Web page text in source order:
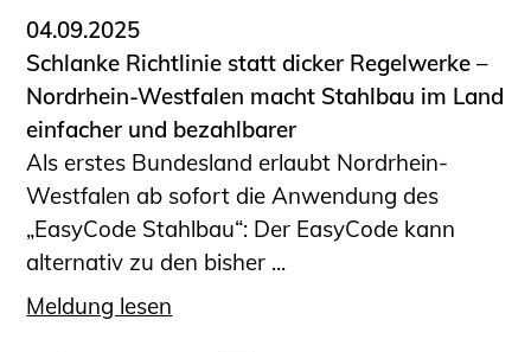
04.09.2025
Schlanke Richtlinie statt dicker Regelwerke –
Nordrhein-Westfalen macht Stahlbau im Land
einfacher und bezahlbarer
Als erstes Bundesland erlaubt Nordrhein-
Westfalen ab sofort die Anwendung des
„EasyCode Stahlbau“: Der EasyCode kann
alternativ zu den bisher ...
Meldung lesen